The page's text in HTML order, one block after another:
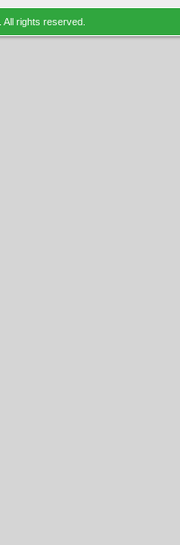
rights reserved.